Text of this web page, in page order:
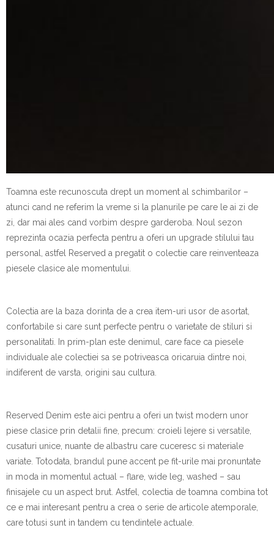
Toamna este recunoscuta drept un moment al schimbarilor –
atunci cand ne referim la vreme si la planurile pe care le ai zi de
zi, dar mai ales cand vorbim despre garderoba. Noul sezon
reprezinta ocazia perfecta pentru a oferi un upgrade stilului tau
personal, astfel Reserved a pregatit o colectie care reinventeaza
piesele clasice ale momentului.
Colectia are la baza dorinta de a crea item-uri usor de asortat,
confortabile si care sunt perfecte pentru o varietate de stiluri si
personalitati. In prim-plan este denimul, care face ca piesele
individuale ale colectiei sa se potriveasca oricaruia dintre noi,
indiferent de varsta, origini sau cultura.
Reserved Denim este aici pentru a oferi un twist modern unor
piese clasice prin detalii fine, precum: croieli lejere si versatile,
cusaturi unice, nuante de albastru care cuceresc si materiale
variate. Totodata, brandul pune accent pe fit-urile mai pronuntate
in moda in momentul actual – flare, wide leg, washed – sau
finisajele cu un aspect brut. Astfel, colectia de toamna combina tot
ce e mai interesant pentru a crea o serie de articole atemporale,
care totusi sunt in tandem cu tendintele actuale.